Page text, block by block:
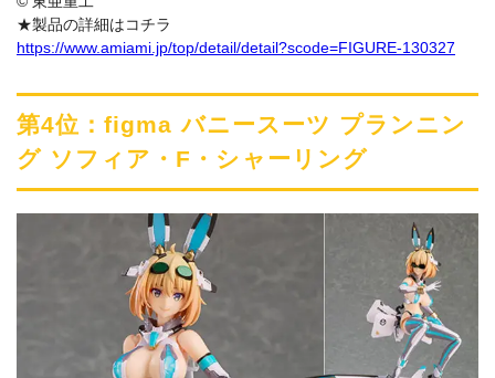
★製品の詳細はコチラ
https://www.amiami.jp/top/detail/detail?scode=FIGURE-130327
第4位：figma バニースーツ プランニン
グ ソフィア・F・シャーリング